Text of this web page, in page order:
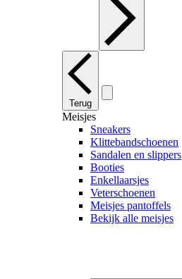
Terug
Meisjes
Sneakers
Klittebandschoenen
Sandalen en slippers
Booties
Enkellaarsjes
Veterschoenen
Meisjes pantoffels
Bekijk alle meisjes